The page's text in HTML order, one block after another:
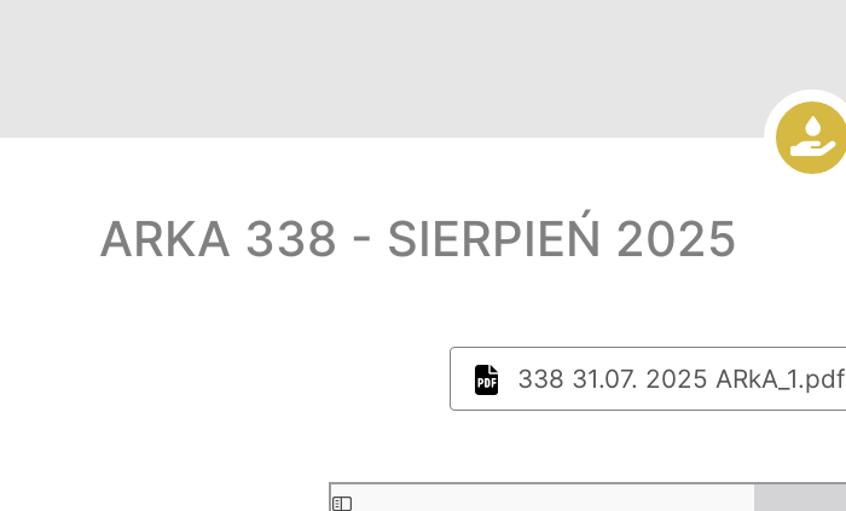
ARKA 338 - SIERPIEŃ 2025
338 31.07. 2025 ARkA_1.pdf